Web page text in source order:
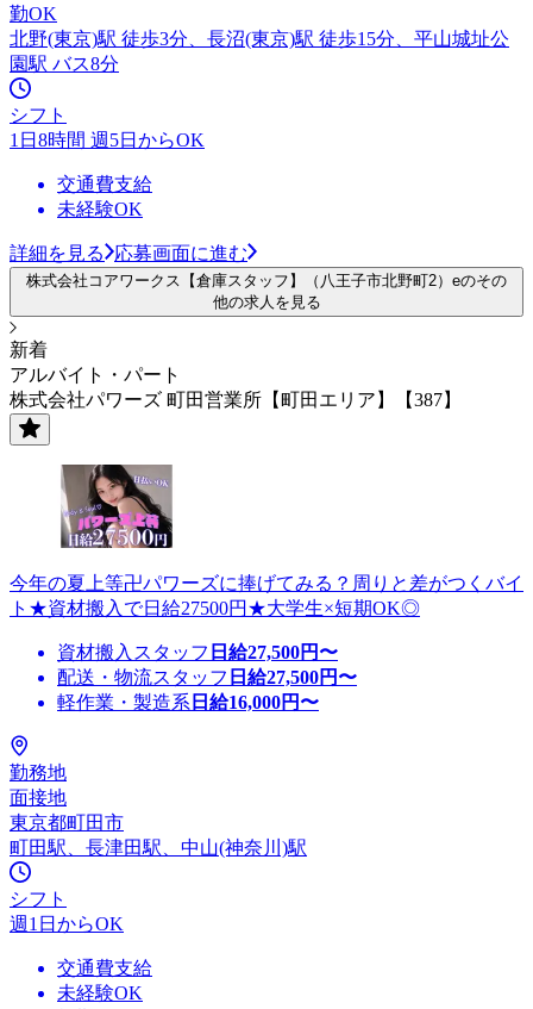
勤OK
北野(東京)駅 徒歩3分、長沼(東京)駅 徒歩15分、平山城址公
園駅 バス8分
シフト
1日8時間 週5日からOK
交通費支給
未経験OK
詳細を見る 応募画面に進む
株式会社コアワークス【倉庫スタッフ】（八王子市北野町2）eのその
他の求人を見る
新着
アルバイト・パート
株式会社パワーズ 町田営業所【町田エリア】【387】
今年の夏上等卍パワーズに捧げてみる？周りと差がつくバイ
ト★資材搬入で日給27500円★大学生×短期OK◎
資材搬入スタッフ 日給27,500円〜
配送・物流スタッフ 日給27,500円〜
軽作業・製造系 日給16,000円〜
勤務地
面接地
東京都町田市
町田駅、長津田駅、中山(神奈川)駅
シフト
週1日からOK
交通費支給
未経験OK